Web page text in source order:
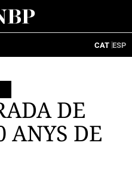
CAT ESP
DE
ANYS DE